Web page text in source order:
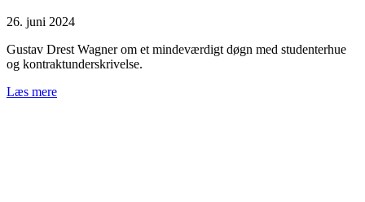
26. juni 2024
Gustav Drest Wagner om et mindeværdigt døgn med studenterhue
og kontraktunderskrivelse.
Læs mere